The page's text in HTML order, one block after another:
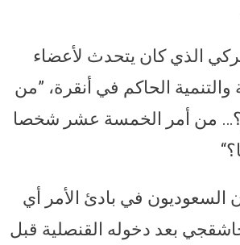
الذي كان يتحدث لأعضاء
الحاكم في أنقرة، ”من
من أمر الخمسة عشر شخصا
السعوديون في بادئ الأمر أي
بعد دخوله القنصلية قبل